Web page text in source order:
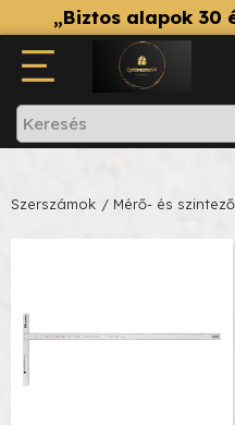
„Biztos alapok 30
Szerszámok / Mérő- és